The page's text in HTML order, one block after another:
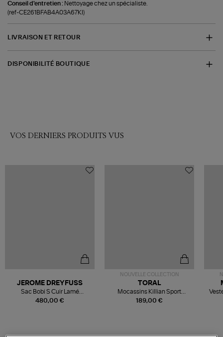
Conseil d'entretien : Nettoyage chez un spécialiste.
(ref-CE261BFAB4A03A67KI)
LIVRAISON ET RETOUR
DISPONIBILITÉ BOUTIQUE
VOS DERNIERS PRODUITS VUS
480,00 €
JEROME DREYFUSS
Sac Bobi S Cuir Lamé
Champagne
NOUVELLE COLLECTION
189,00 €
TORAL
Mocassins Killian Sport
Mousse